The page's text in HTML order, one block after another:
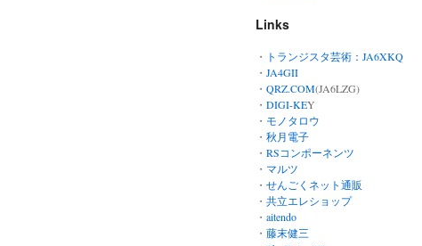
Links
・ トランジスタ芸術：JA6XKQ
・ JA4GII
・ QRZ.COM(JA6LZG)
・ DIGI-KEY
・ モノタロウ
・ 秋月電子
・ RSコンポーネンツ
・ マルツ
・ せんごくネット通販
・ 共立エレショップ
・ aitendo
・ 藤末健三